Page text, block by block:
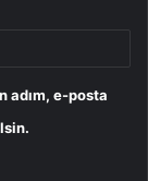
adım, e-posta